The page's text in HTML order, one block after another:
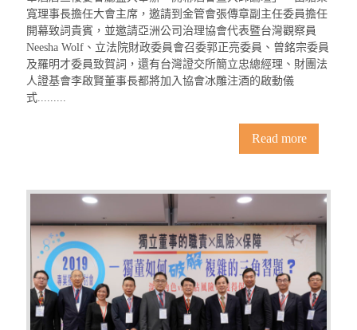
寬理事長擔任大會主席，邀請到金管會張傳章副主任委員擔任
開幕致詞貴賓，並邀請亞洲公司治理協會代表暨台灣觀察員
Neesha Wolf、立法院財政委員會召委郭正亮委員、曾銘宗委員
及羅明才委員致賀詞，還有台灣證交所簡立忠總經理、財團法
人證基會李啟賢董事長都將加入協會冰雕注酒的啟動儀
式.........
Read more